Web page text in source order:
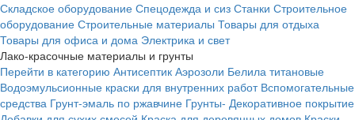
Складское оборудование Спецодежда и сиз Станки Строительное
оборудование Строительные материалы Товары для отдыха
Товары для офиса и дома Электрика и свет
Лако-красочные материалы и грунты
Перейти в категорию Антисептик Аэрозоли Белила титановые
Водоэмульсионные краски для внутренних работ Вспомогательные
средства Грунт-эмаль по ржавчине Грунты- Декоративное покрытие